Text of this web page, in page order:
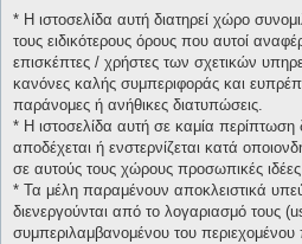
* H ιστοσελίδα αυτή διατηρεί χώρο
τους ειδικότερους όρους που αυτοί
επισκέπτες / χρήστες των σχετικών
κανόνες καλής συμπεριφοράς και
παράνομες ή ανήθικες διατυπώσεις.
* H ιστοσελίδα αυτή σε καμία περίπτωση
αποδέχεται ή ενστερνίζεται κατά
σε αυτούς τους χώρους προσωπικές ιδέες
* Τα μέλη παραμένουν αποκλειστικά
διενεργούνται από το λογαριασμό τους
συμπεριλαμβανομένου του